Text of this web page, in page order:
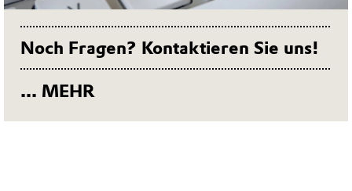
Noch Fragen? Kontaktieren Sie uns!
... MEHR